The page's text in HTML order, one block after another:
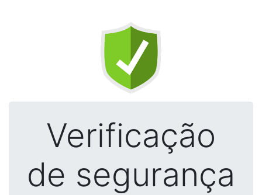
Verificação
de segurança